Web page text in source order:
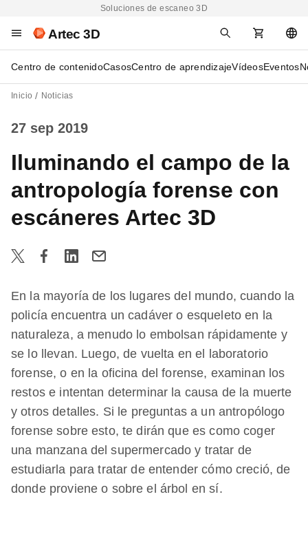
Soluciones de escaneo 3D
Artec 3D
Centro de contenidoCasosCentro de aprendizajeVídeosEventos
Inicio Noticias
27 sep 2019
Iluminando el campo de la
antropología forense con
escáneres Artec 3D
En la mayoría de los lugares del mundo, cuando la
policía encuentra un cadáver o esqueleto en la
naturaleza, a menudo lo embolsan rápidamente y
se lo llevan. Luego, de vuelta en el laboratorio
forense, o en la oficina del forense, examinan los
restos e intentan determinar la causa de la muerte
y otros detalles. Si le preguntas a un antropólogo
forense sobre esto, te dirán que es como coger
una manzana del supermercado y tratar de
estudiarla para tratar de entender cómo creció, de
donde proviene o sobre el árbol en sí.